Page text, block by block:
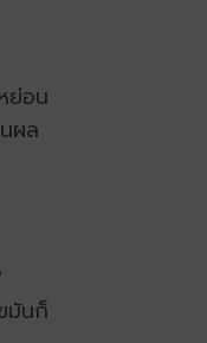
ย่อน
ผล
มันก็